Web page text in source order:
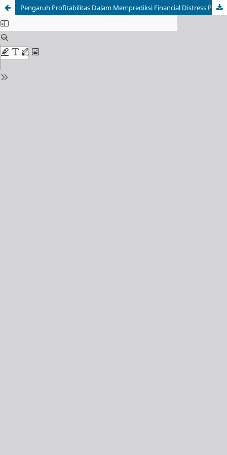
Pengaruh Profitabilitas Dalam Memprediksi Financial Distress PT. Pos Indonesia